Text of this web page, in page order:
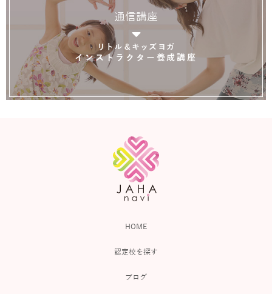
通信講座
リトル＆キッズヨガ
インストラクター養成講座
HOME
認定校を探す
ブログ